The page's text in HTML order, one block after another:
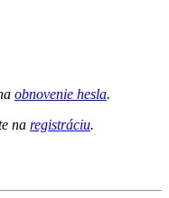
obnovenie hesla.
na registráciu.